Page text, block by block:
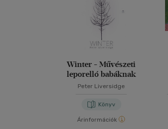
Winter - Művészeti
leporelló babáknak
Peter Liversidge
Könyv
Árinformációk